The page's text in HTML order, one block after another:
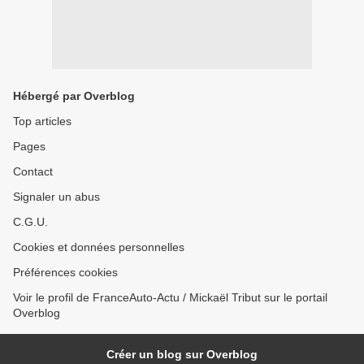
Hébergé par Overblog
Top articles
Pages
Contact
Signaler un abus
C.G.U.
Cookies et données personnelles
Préférences cookies
Voir le profil de FranceAuto-Actu / Mickaël Tribut sur le portail
Overblog
Créer un blog sur Overblog